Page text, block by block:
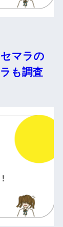
マラの
も調査